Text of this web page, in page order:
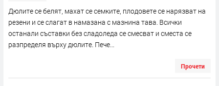
Дюлите се белят, махат се семките, плодовете се нарязват на
резени и се слагат в намазана с мазнина тава. Всички
останали съставки без сладоледа се смесват и сместа се
разпределя върху дюлите. Пече...
Прочети